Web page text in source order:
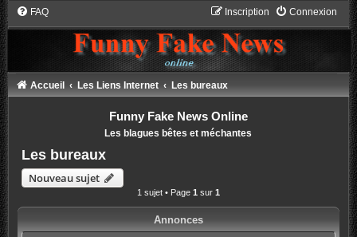
FAQ Connexion
Inscription
Accueil Les Liens Internet Les bureaux
Funny Fake News Online
Les blagues bêtes et méchantes
Les bureaux
Nouveau sujet
1 sujet • Page 1 sur 1
Annonces